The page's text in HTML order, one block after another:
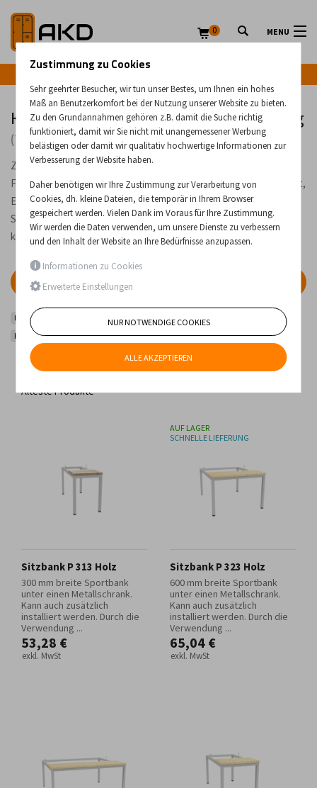
MENU
0
Kleiderschrankzubehör und Ausstattung
(79 Produkte)
Zubehör für Metallspinde, wie z. B. Bänke unter die Schränke,
Füße und verschiedene Aufsätze. Es besteht auch die Möglichkeit,
Ersatzschlösser, Hauptschlüssel und Schuhwannen für die
Schränke zu bestellen. Wenn Sie nicht finden, was Sie suchen,
kontaktieren Sie uns bitte.
Umkleidemöbel und Schulmöbel
Metallspinde
Kleiderschrankzubehör und Ausstattung
Geringster Preis Höchster Preis
Neueste Produkte
Älteste Produkte
Sitzbank P 313 Holz
300 mm breite Sportbank
unter einen Metallschrank.
Kann auch zusätzlich
installiert werden. Durch die
Verwendung ...
53,28 €
exkl. MwSt
AUF LAGER
SCHNELLE LIEFERUNG
Sitzbank P 323 Holz
600 mm breite Sportbank
unter einen Metallschrank.
Kann auch zusätzlich
installiert werden. Durch die
Verwendung ...
65,04 €
exkl. MwSt
Zustimmung zu Cookies
Sehr geehrter Besucher, wir tun unser Bestes, um Ihnen ein hohes
Maß an Benutzerkomfort bei der Nutzung unserer Website zu bieten.
Zu den Grundannahmen gehören z.B. damit die Suche richtig
funktioniert, damit wir Sie nicht mit unangemessener Werbung
belästigen oder damit wir qualitativ hochwertige Informationen zur
Verbesserung der Website haben.
Daher benötigen wir Ihre Zustimmung zur Verarbeitung von
Cookies, dh. kleine Dateien, die temporär in Ihrem Browser
gespeichert werden. Vielen Dank im Voraus für Ihre Zustimmung.
Wir werden die Daten verwenden, um unsere Dienste zu verbessern
und den Inhalt der Website an Ihre Bedürfnisse anzupassen.
Informationen zu Cookies
Erweiterte Einstellungen
NUR NOTWENDIGE COOKIES
ALLE AKZEPTIEREN